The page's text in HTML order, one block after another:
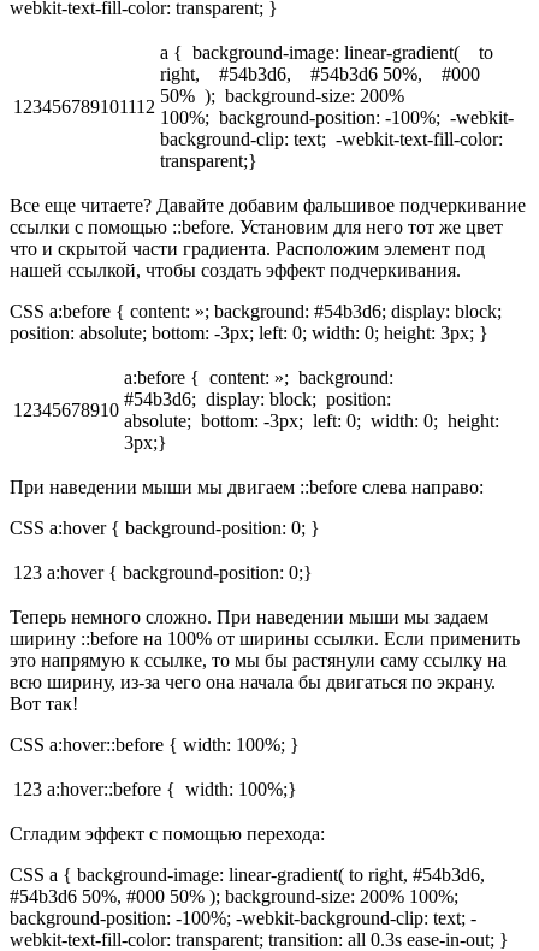
webkit-text-fill-color: transparent; }
123456789101112
a { background-image: linear-gradient( to
right, #54b3d6, #54b3d6 50%, #000
50% ); background-size: 200%
100%; background-position: -100%; -webkit-
background-clip: text; -webkit-text-fill-color:
transparent;}
Все еще читаете? Давайте добавим фальшивое подчеркивание
ссылки с помощью ::before. Установим для него тот же цвет
что и скрытой части градиента. Расположим элемент под
нашей ссылкой, чтобы создать эффект подчеркивания.
CSS a:before { content: »; background: #54b3d6; display: block;
position: absolute; bottom: -3px; left: 0; width: 0; height: 3px; }
12345678910
a:before { content: »; background:
#54b3d6; display: block; position:
absolute; bottom: -3px; left: 0; width: 0; height:
3px;}
При наведении мыши мы двигаем ::before слева направо:
CSS a:hover { background-position: 0; }
123 a:hover { background-position: 0;}
Теперь немного сложно. При наведении мыши мы задаем
ширину ::before на 100% от ширины ссылки. Если применить
это напрямую к ссылке, то мы бы растянули саму ссылку на
всю ширину, из-за чего она начала бы двигаться по экрану.
Вот так!
CSS a:hover::before { width: 100%; }
123 a:hover::before { width: 100%;}
Сгладим эффект с помощью перехода:
CSS a { background-image: linear-gradient( to right, #54b3d6,
#54b3d6 50%, #000 50% ); background-size: 200% 100%;
background-position: -100%; -webkit-background-clip: text; -
webkit-text-fill-color: transparent; transition: all 0.3s ease-in-out; }